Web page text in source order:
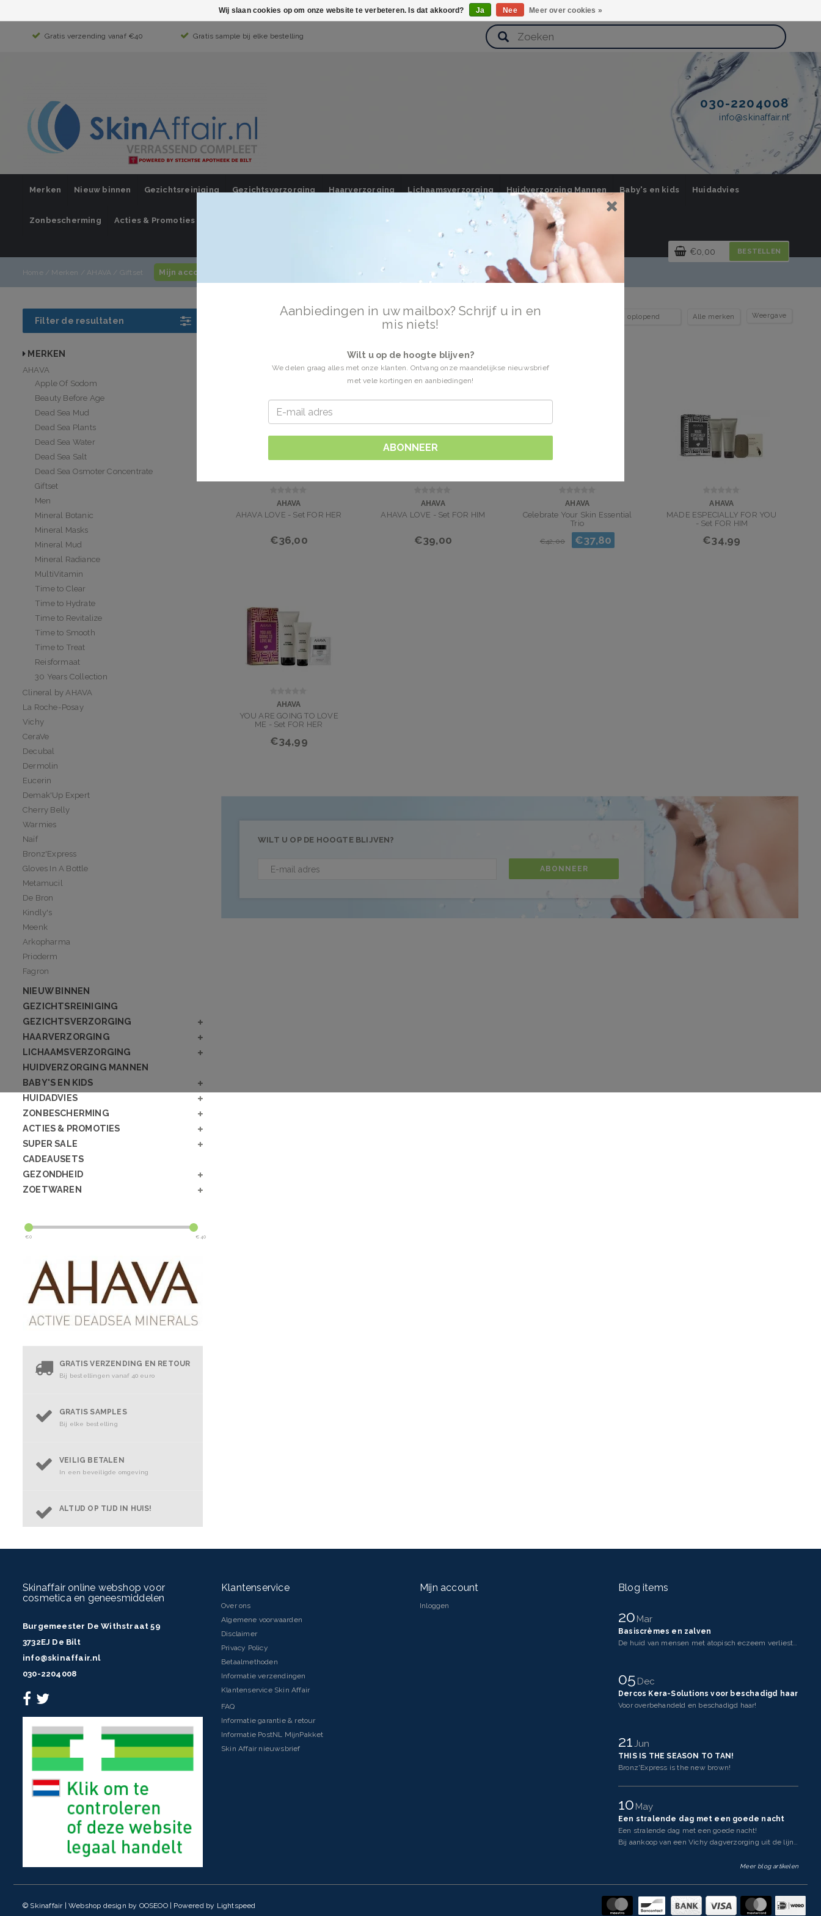
Gratis verzending vanaf €40 Gratis sample bij elke bestelling
030-2204008
info@skinaffair.nl
Merken Nieuw binnen Gezichtsreiniging Gezichtsverzorging Haarverzorging Lichaamsverzorging Huidverzorging Mannen Baby's en kids Huidadvies
Zonbescherming Acties & Promoties
€0,00 BESTELLEN
Home/ Merken / AHAVA / Giftset Mijn account / inloggen
Filter de resultaten
MERKEN
AHAVA
Apple Of Sodom
Beauty Before Age
Dead Sea Mud
Dead Sea Plants
Dead Sea Water
Dead Sea Salt
Dead Sea Osmoter Concentrate
Giftset
Men
Mineral Botanic
Mineral Masks
Mineral Mud
Mineral Radiance
MultiVitamin
Time to Clear
Time to Hydrate
Time to Revitalize
Time to Smooth
Time to Treat
Reisformaat
30 Years Collection
Clineral by AHAVA
La Roche-Posay
Vichy
CeraVe
Decubal
Dermolin
Eucerin
Demak'Up Expert
Cherry Belly
Warmies
Naïf
Bronz'Express
Gloves In A Bottle
Metamucil
De Bron
Kindly's
Meenk
Arkopharma
Prioderm
Fagron
NIEUW BINNEN
GEZICHTSREINIGING
GEZICHTSVERZORGING
HAARVERZORGING
LICHAAMSVERZORGING
HUIDVERZORGING MANNEN
BABY'S EN KIDS
HUIDADVIES
ZONBESCHERMING
ACTIES & PROMOTIES
SUPER SALE
CADEAUSETS
GEZONDHEID
ZOETWAREN
€0 € 40
GRATIS VERZENDING EN RETOUR
Bij bestellingen vanaf 40 euro
GRATIS SAMPLES
Bij elke bestelling
VEILIG BETALEN
In een beveiligde omgeving
ALTIJD OP TIJD IN HUIS!
AHAVA Giftset 5 Producten Weergave
AHAVA
AHAVA LOVE - Set FOR HER
€36,00
AHAVA
AHAVA LOVE - Set FOR HIM
€39,00
AHAVA
Celebrate Your Skin Essential
Trio
€42,00 €37,80
AHAVA
MADE ESPECIALLY FOR YOU
- Set FOR HIM
€34,99
AHAVA
YOU ARE GOING TO LOVE
ME - Set FOR HER
€34,99
WILT U OP DE HOOGTE BLIJVEN?
ABONNEER
Skinaffair online webshop voor
cosmetica en geneesmiddelen
Burgemeester De Withstraat 59
3732EJ De Bilt
info@skinaffair.nl
030-2204008
Klantenservice
Over ons
Algemene voorwaarden
Disclaimer
Privacy Policy
Betaalmethoden
Informatie verzendingen
Klantenservice Skin Affair
FAQ
Informatie garantie & retour
Informatie PostNL MijnPakket
Skin Affair nieuwsbrief
Mijn account
Inloggen
Blog items
20Mar
Basiscrèmes en zalven
De huid van mensen met atopisch eczeem verliest makkelijker vocht dan een gezonde huid. Dit komt doo
05Dec
Dercos Kera-Solutions voor beschadigd haar
Voor overbehandeld en beschadigd haar!
21Jun
THIS IS THE SEASON TO TAN!
Bronz'Express is the new brown!
10May
Een stralende dag met een goede nacht
Een stralende dag met een goede nacht!
Bij aankoop van een Vichy dagverzorging uit de lijnen Neovadi
Meer blog artikelen
© Skinaffair | Webshop design by OOSEOO| Powered by Lightspeed
Aanbiedingen in uw mailbox? Schrijf u in en
mis niets!
Wilt u op de hoogte blijven?
We delen graag alles met onze klanten. Ontvang onze maandelijkse nieuwsbrief
met vele kortingen en aanbiedingen!
ABONNEER
Wij slaan cookies op om onze website te verbeteren. Is dat akkoord? Ja Nee Meer over cookies »